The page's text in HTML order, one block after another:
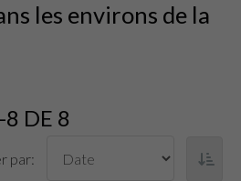
les environs de la
8 DE 8
par: